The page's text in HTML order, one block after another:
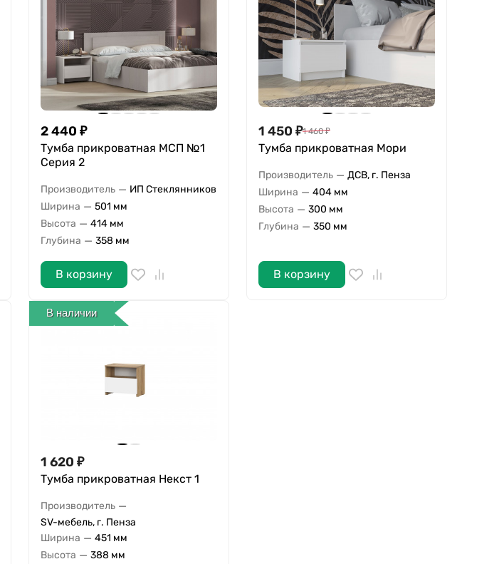
2 440 ₽
Тумба прикроватная МСП №1
Серия 2
Производитель — ИП Стеклянников
Ширина — 501 мм
Высота — 414 мм
Глубина — 358 мм
В корзину
1 450 ₽1 460 ₽
Тумба прикроватная Мори
Производитель — ДСВ, г. Пенза
Ширина — 404 мм
Высота — 300 мм
Глубина — 350 мм
В корзину
В наличии
1 620 ₽
Тумба прикроватная Некст 1
Производитель —
SV-мебель, г. Пенза
Ширина — 451 мм
Высота — 388 мм